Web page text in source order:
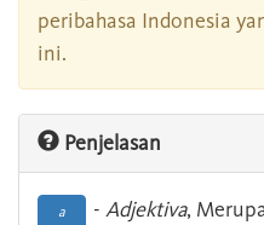
peribahasa Indonesia
ini.
Penjelasan
a - Adjektiva,